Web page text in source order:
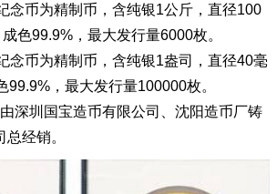
念币为精制币，含纯银1公斤，直径100
色99.9%，最大发行量6000枚。
念币为精制币，含纯银1盎司，直径40毫
99.9%，最大发行量100000枚。
圳国宝造币有限公司、沈阳造币厂铸
经销。